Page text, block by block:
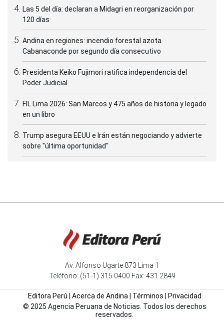
Las 5 del día: declaran a Midagri en reorganización por
120 días
Andina en regiones: incendio forestal azota
Cabanaconde por segundo día consecutivo
Presidenta Keiko Fujimori ratifica independencia del
Poder Judicial
FIL Lima 2026: San Marcos y 475 años de historia y legado
en un libro
Trump asegura EEUU e Irán están negociando y advierte
sobre "última oportunidad"
Av. Alfonso Ugarte 873 Lima 1
Teléfono: (51-1) 315 0400 Fax: 431 2849
Editora Perú Acerca de Andina| Términos
Privacidad
© 2025 Agencia Peruana de Noticias. Todos los derechos
reservados.